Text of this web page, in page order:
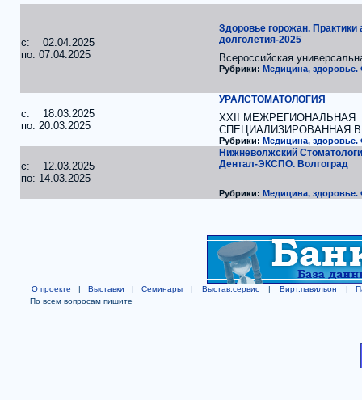
c: 02.04.2025
по: 07.04.2025
Здоровье горожан. Практики
долголетия-2025
Всероссийская
Рубрики: Медицина, здоровье.
c: 18.03.2025
по: 20.03.2025
УРАЛСТОМАТОЛОГИЯ
XХII МЕЖРЕГИОНАЛЬНАЯ
СПЕЦИАЛИЗИРОВАННАЯ
Рубрики: Медицина, здоровье.
c: 12.03.2025
по: 14.03.2025
Нижневолжский
Дентал-ЭКСПО. Волгоград
Рубрики: Медицина, здоровье.
О проекте | Выставки | Семинары | Выстав.сервис | Вирт.павильон |
По всем вопросам пишите